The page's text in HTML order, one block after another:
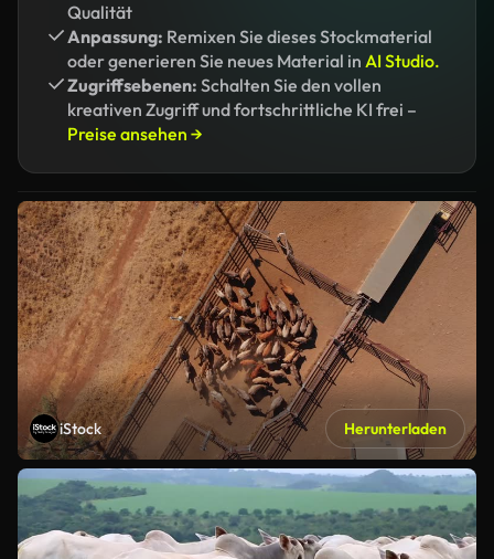
Qualität
Anpassung: Remixen Sie dieses Stockmaterial
oder generieren Sie neues Material in AI Studio.
Zugriffsebenen: Schalten Sie den vollen
kreativen Zugriff und fortschrittliche KI frei –
Preise ansehen →
iStock Herunterladen